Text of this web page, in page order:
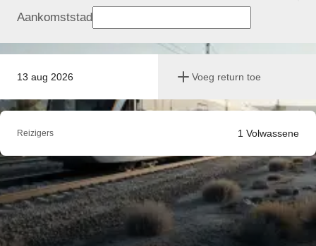
13 aug 2026 Voeg return toe
Aankomststad
Reizigers 1 Volwassene